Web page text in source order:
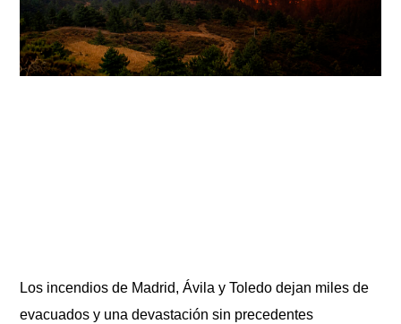
Los incendios de Madrid, Ávila y Toledo dejan miles de
evacuados y una devastación sin precedentes